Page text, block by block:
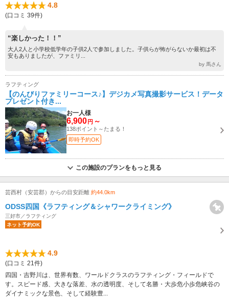
4.8
(口コミ 39件)
“楽しかった！！”
大人2人と小学校低学年の子供2人で参加しました。子供らが怖がらないか最初は不
安もありましたが、ファミリ...
by 馬さん
ラフティング
【のんびりファミリーコース♪】デジカメ写真撮影サービス！データ
プレゼント付き...
お一人様
6,900 円 ～
138ポイント～たまる！
即時予約OK
この施設のプランをもっと見る
芸西村（安芸郡）からの目安距離 約44.0km
ODSS四国《ラフティング＆シャワークライミング》
三好市／ラフティング
ネット予約OK
4.9
(口コミ 21件)
四国・吉野川は、世界有数、ワールドクラスのラフティング・フィールドで
す。スピード感、大きな落差、水の透明度、そして名勝・大歩危小歩危峡谷の
ダイナミックな景色、そして経験豊...